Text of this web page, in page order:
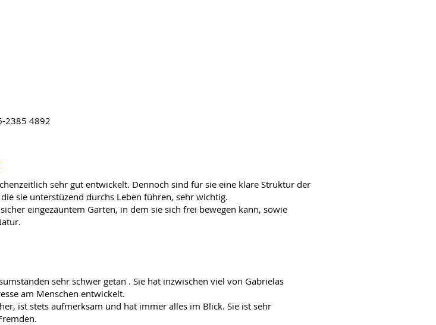
2385 4892
sehr gut entwickelt. Dennoch sind für sie eine klare Struktur der
sie unterstüzend durchs Leben führen, sehr wichtig.
eingezäuntem Garten, in dem sie sich frei bewegen kann, sowie
sehr schwer getan . Sie hat inzwischen viel von Gabrielas
am Menschen entwickelt.
ist stets aufmerksam und hat immer alles im Blick. Sie ist sehr